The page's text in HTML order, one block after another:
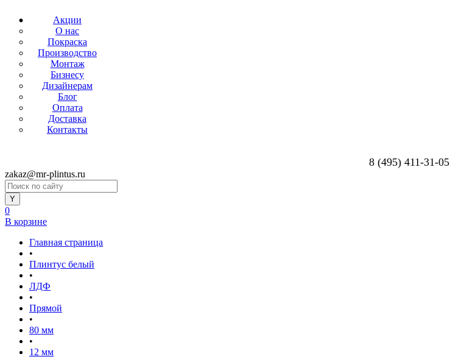
Акции
О нас
Покраска
Производство
Монтаж
Бизнесу
Дизайнерам
Блог
Оплата
Доставка
Контакты
8 (495) 411-31-05
zakaz@mr-plintus.ru
0
В корзине
Главная страница
•
Плинтус белый
•
ЛДФ
•
Прямой
•
80 мм
•
12 мм